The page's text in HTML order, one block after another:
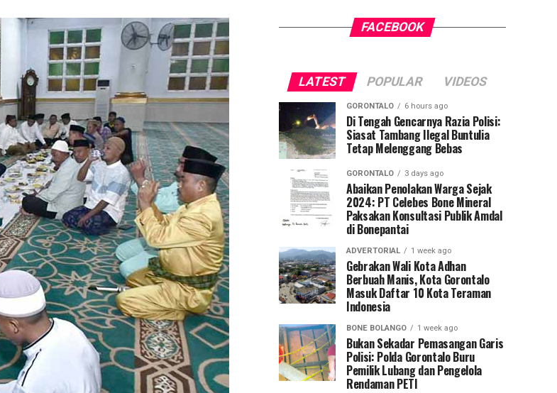
FACEBOOK
LATEST POPULAR VIDEOS
GORONTALO 6 hours ago
Di Tengah Gencarnya Razia Polisi:
Siasat Tambang Ilegal Buntulia
Tetap Melenggang Bebas
GORONTALO 3 days ago
Abaikan Penolakan Warga Sejak
2024: PT Celebes Bone Mineral
Paksakan Konsultasi Publik Amdal
di Bonepantai
ADVERTORIAL 1 week ago
Gebrakan Wali Kota Adhan
Berbuah Manis, Kota Gorontalo
Masuk Daftar 10 Kota Teraman
Indonesia
BONE BOLANGO 1 week ago
Bukan Sekadar Pemasangan Garis
Polisi: Polda Gorontalo Buru
Pemilik Lubang dan Pengelola
Rendaman PETI